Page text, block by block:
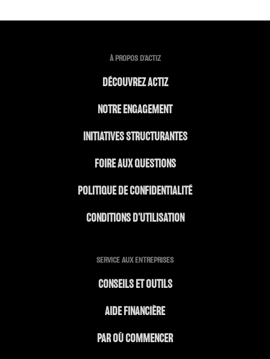
À PROPOS D'ACTIZ
DÉCOUVREZ ACTIZ
NOTRE ENGAGEMENT
INITIATIVES STRUCTURANTES
FOIRE AUX QUESTIONS
POLITIQUE DE CONFIDENTIALITÉ
CONDITIONS D’UTILISATION
SERVICE AUX ENTREPRISES
CONSEILS ET OUTILS
AIDE FINANCIÈRE
PAR OÙ COMMENCER